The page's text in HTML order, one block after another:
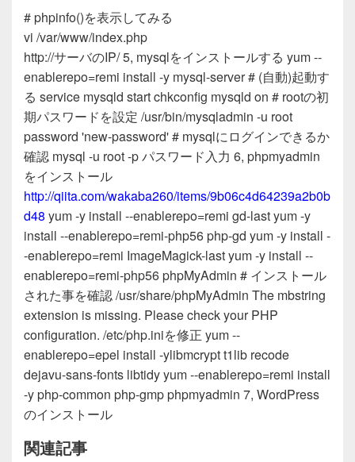
# phpinfo()を表示してみる
vi /var/www/index.php
http://サーバのIP/ 5, mysqlをインストールする yum --
enablerepo=remi install -y mysql-server # (自動)起動す
る service mysqld start chkconfig mysqld on # rootの初
期パスワードを設定 /usr/bin/mysqladmin -u root
password 'new-password' # mysqlにログインできるか
確認 mysql -u root -p パスワード入力 6, phpmyadmin
をインストール
http://qiita.com/wakaba260/items/9b06c4d64239a2b0b
d48 yum -y install --enablerepo=remi gd-last yum -y
install --enablerepo=remi-php56 php-gd yum -y install -
-enablerepo=remi ImageMagick-last yum -y install --
enablerepo=remi-php56 phpMyAdmin # インストール
された事を確認 /usr/share/phpMyAdmin The mbstring
extension is missing. Please check your PHP
configuration. /etc/php.iniを修正 yum --
enablerepo=epel install -ylibmcrypt t1lib recode
dejavu-sans-fonts libtidy yum --enablerepo=remi install
-y php-common php-gmp phpmyadmin 7, WordPress
のインストール
関連記事